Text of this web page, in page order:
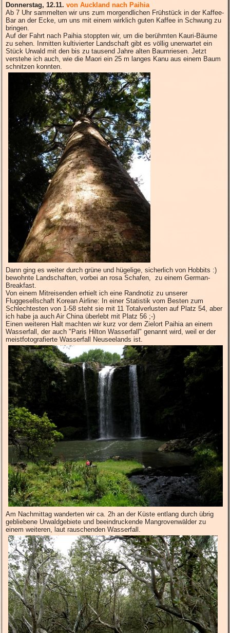
Donnerstag, 12.11.von Auckland nach Paihia
Ab 7 Uhr sammelten wir uns zum morgendlichen Frühstück in der Kaffee-
Bar an der Ecke, um uns mit einem wirklich guten Kaffee in Schwung zu
bringen.
Auf der Fahrt nach Paihia stoppten wir, um die berühmten Kauri-Bäume
zu sehen. Inmitten kultivierter Landschaft gibt es völlig unerwartet ein
Stück Urwald mit den bis zu tausend Jahre alten Baumriesen. Jetzt
verstehe ich auch, wie die Maori ein 25 m langes Kanu aus einem Baum
schnitzen konnten.
Dann ging es weiter durch grüne und hügelige, sicherlich von Hobbits :)
bewohnte Landschaften, vorbei an rosa Schafen, zu einem German-
Breakfast.
Von einem Mitreisenden erhielt ich eine Randnotiz zu unserer
Fluggesellschaft Korean Airline: In einer Statistik vom Besten zum
Schlechtesten von 1-58 steht sie mit 11 Totalverlusten auf Platz 54, aber
ich habe ja auch Air China überlebt mit Platz 56 ;-)
Einen weiteren Halt machten wir kurz vor dem Zielort Paihia an einem
Wasserfall, der auch "Paris Hilton Wasserfall" genannt wird, weil er der
meistfotografierte Wasserfall Neuseelands ist.
Am Nachmittag wanderten wir ca. 2h an der Küste entlang durch übrig
gebliebene Urwaldgebiete und beeindruckende Mangrovenwälder zu
einem weiteren, laut rauschenden Wasserfall.